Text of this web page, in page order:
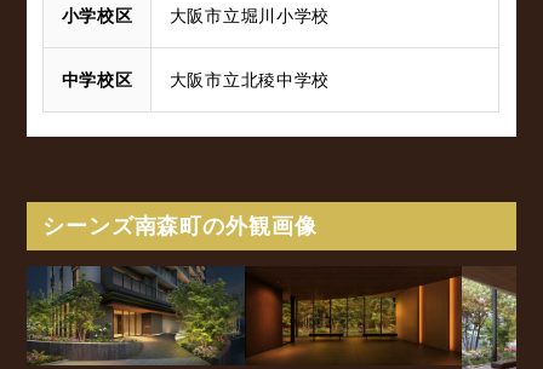
小学校区 大阪市立堀川小学校
中学校区 大阪市立北稜中学校
シーンズ南森町の外観画像